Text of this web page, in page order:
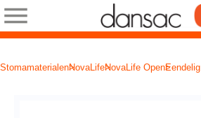
StomamaterialenNovaLifeNovaLife OpenEendelig